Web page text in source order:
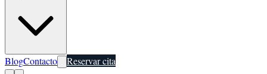
BlogContacto Reservar cita